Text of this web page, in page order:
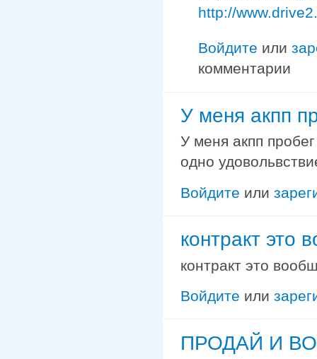
http://
Войдите или
комментарии
У меня акпп
У меня акпп
одно
Войдите или
контракт это
контракт это
Войдите или
ПРОДАЙ И